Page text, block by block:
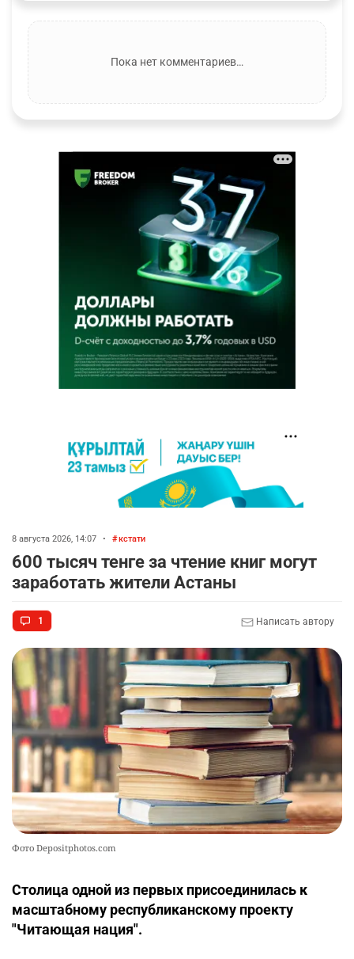
Пока нет комментариев…
8 августа 2026, 14:07 • кстати
600 тысяч тенге за чтение книг могут
заработать жители Астаны
1 Написать автору
Фото Depositphotos.com
Столица одной из первых присоединилась к
масштабному республиканскому проекту
"Читающая нация".